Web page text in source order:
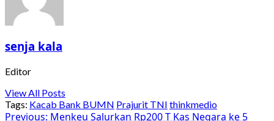
senja kala
Editor
View All Posts
Tags: Kacab Bank BUMN Prajurit TNI thinkmedio
Previous: Menkeu Salurkan Rp200 T Kas Negara ke 5